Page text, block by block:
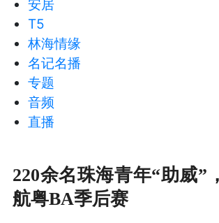
安居
T5
林海情缘
名记名播
专题
音频
直播
220余名珠海青年“助威”
航粤BA季后赛